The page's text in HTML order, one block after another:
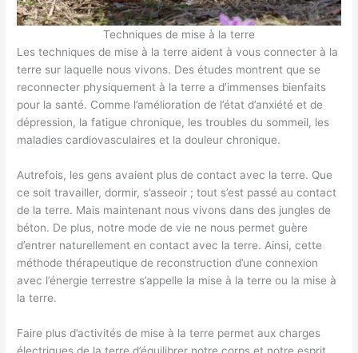
Techniques de mise à la terre
Les techniques de mise à la terre aident à vous connecter à la
terre sur laquelle nous vivons. Des études montrent que se
reconnecter physiquement à la terre a d’immenses bienfaits
pour la santé. Comme l’amélioration de l’état d’anxiété et de
dépression, la fatigue chronique, les troubles du sommeil, les
maladies cardiovasculaires et la douleur chronique.
Autrefois, les gens avaient plus de contact avec la terre. Que
ce soit travailler, dormir, s’asseoir ; tout s’est passé au contact
de la terre. Mais maintenant nous vivons dans des jungles de
béton. De plus, notre mode de vie ne nous permet guère
d’entrer naturellement en contact avec la terre. Ainsi, cette
méthode thérapeutique de reconstruction d’une connexion
avec l’énergie terrestre s’appelle la mise à la terre ou la mise à
la terre.
Faire plus d’activités de mise à la terre permet aux charges